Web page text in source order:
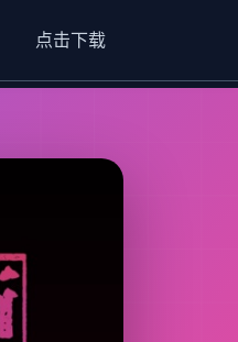
点击下载